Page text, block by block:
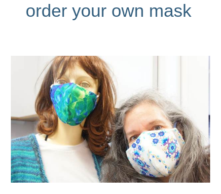
order your own mask